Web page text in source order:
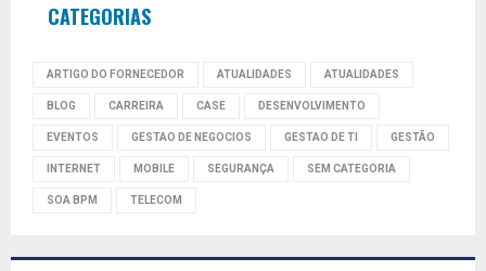
CATEGORIAS
ARTIGO DO FORNECEDOR ATUALIDADES ATUALIDADES
BLOG CARREIRA CASE DESENVOLVIMENTO
EVENTOS GESTAO DE NEGOCIOS GESTAO DE TI GESTÃO
INTERNET MOBILE SEGURANÇA SEM CATEGORIA
SOA BPM TELECOM